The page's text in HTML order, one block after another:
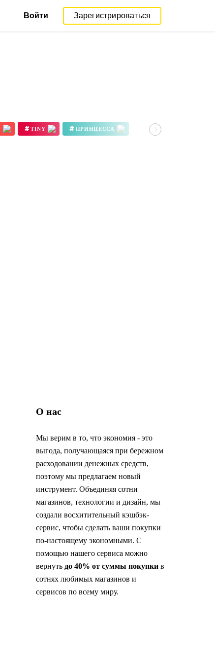
Войти Зарегистрироваться
# TINY # ПРИНЦЕССА
О нас
Мы верим в то, что экономия - это
выгода, получающаяся при бережном
расходовании денежных средств,
поэтому мы предлагаем новый
инструмент. Объединяя сотни
магазинов, технологии и дизайн, мы
создали восхитительный кэшбэк-
сервис, чтобы сделать ваши покупки
по-настоящему экономными. С
помощью нашего сервиса можно
вернуть до 40% от суммы покупкив
сотнях любимых магазинов и
сервисов по всему миру.